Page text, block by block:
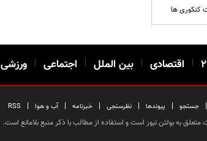
کنکوری ها
| اقتصادی | بین الملل | اجتماعی | ورزشی
| جستجو | پیوندها | نظرسنجی | خبرنامه | آب و هوا |
RSS
به بولتن نیوز است و استفاده از مطالب با ذکر منبع بلامانع است.